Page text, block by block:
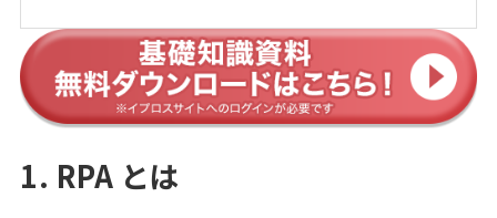
1. RPA とは